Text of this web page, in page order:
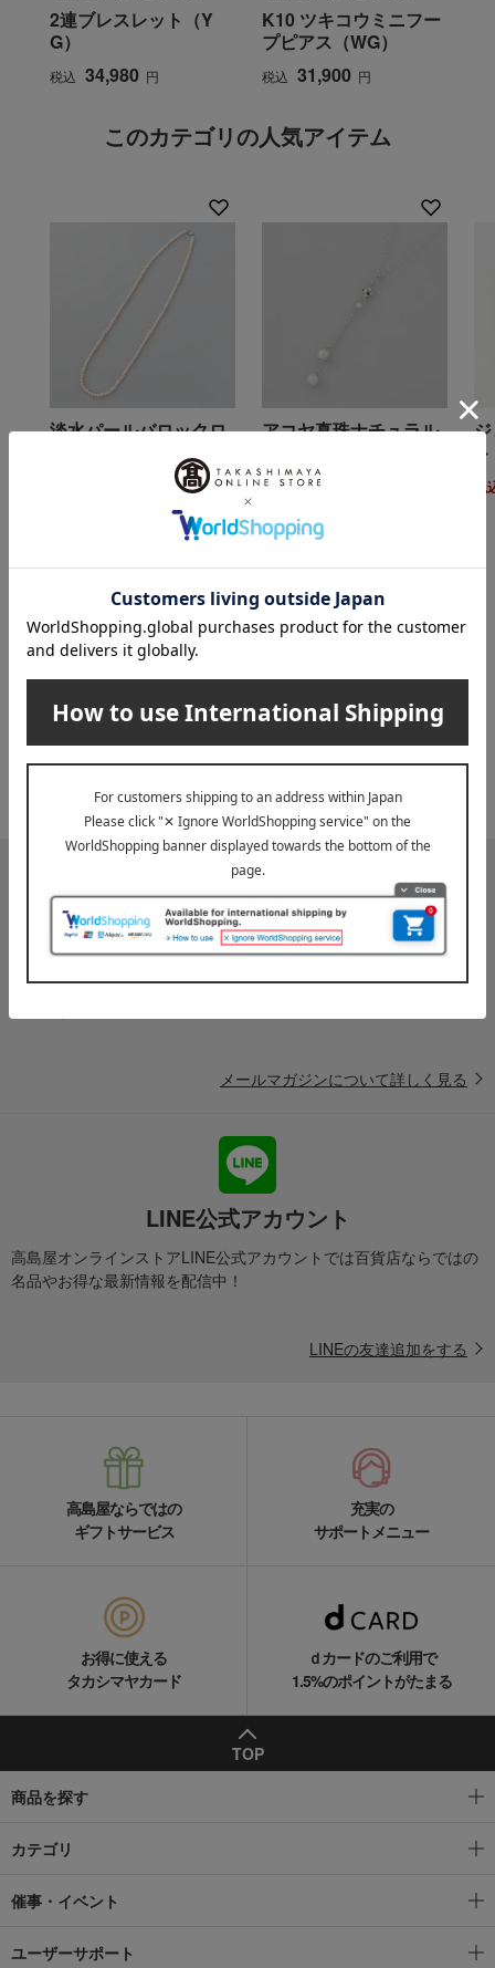
2連ブレスレット（Y
G）
税込 34,980 円
K10 ツキコウミニフー
プピアス（WG）
税込 31,900 円
このカテゴリの人気アイテム
淡水パールバロックロ
アコヤ真珠ナチュラル
ント
INFORMATION
大切なお知らせ
2026年07月29日
ご案内 お届け遅延のお知らせ
2025年10月03日
メールマガジン
送料無料クーポンやキャンペーン、新着・SALE・おすすめ商品な
ど、「高島屋オンラインストア」のお得＆うれしい情報をお届けい
メールマガジンについて詳しく見る
LINE公式アカウント
高島屋オンラインストアLINE公式アカウントでは百貨店ならではの
名品やお得な最新情報を配信中！
LINEの友達追加をする
高島屋ならではの
ギフトサービス
充実の
サポートメニュー
お得に使える
タカシマヤカード
ｄカードのご利用で
1.5%のポイントがたまる
TOP
商品を探す
カテゴリ
催事・イベント
ユーザーサポート